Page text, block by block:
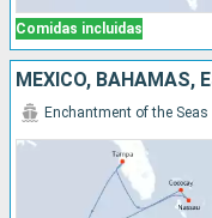
Comidas incluidas
MÉXICO, BAHAMAS,
Enchantment of the Seas